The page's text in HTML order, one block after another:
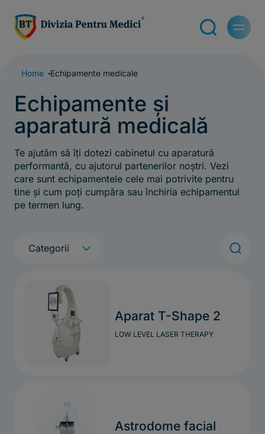
Home Echipamente medicale
Echipamente și
aparatură medicală
Te ajutăm să îți dotezi cabinetul cu aparatură
performantă, cu ajutorul partenerilor noștri. Vezi
care sunt echipamentele cele mai potrivite pentru
tine și cum poți cumpăra sau închiria echipamentul
pe termen lung.
Categorii q
Aparat T-Shape 2
LOW LEVEL LASER THERAPY
Astrodome facial